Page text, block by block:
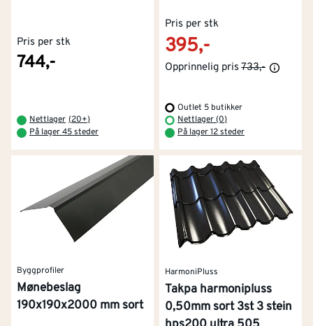
Pris per stk
744,-
Nettlager (20+)
På lager 45 steder
Pris per stk
395,-
Opprinnelig pris733,-
Outlet 5 butikker
Nettlager (0)
På lager 12 steder
Byggprofiler
Mønebeslag
190x190x2000 mm sort
HarmoniPluss
Takpa harmonipluss
0,50mm sort 3st 3 stein